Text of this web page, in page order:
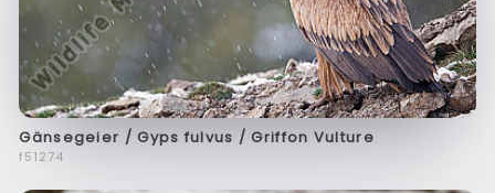
Gänsegeier / Gyps fulvus / Griffon Vulture
f51274